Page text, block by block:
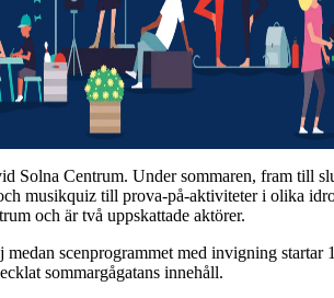
Solna Centrum. Under sommaren, fram till
musikquiz till prova-på-aktiviteter i olika
och är två uppskattade aktörer.
scenprogrammet med invigning
sommargågatans innehåll.